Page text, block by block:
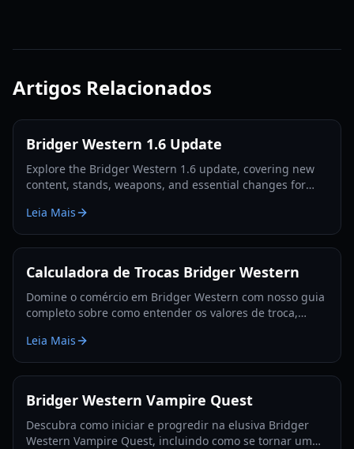
Artigos Relacionados
Bridger Western 1.6 Update
Explore the Bridger Western 1.6 update, covering new
content, stands, weapons, and essential changes for
Leia Mais
Calculadora de Trocas Bridger Western
Domine o comércio em Bridger Western com nosso guia
completo sobre como entender os valores de troca,
informadas.
Leia Mais
Bridger Western Vampire Quest
Descubra como iniciar e progredir na elusiva Bridger
Western Vampire Quest, incluindo como se tornar um